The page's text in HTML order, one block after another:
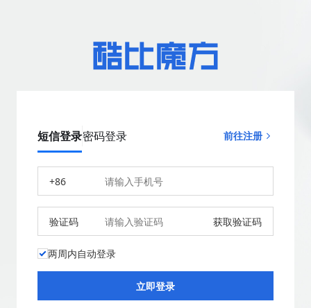
短信登录密码登录 前往注册
+86
验证码 获取验证码
两周内自动登录